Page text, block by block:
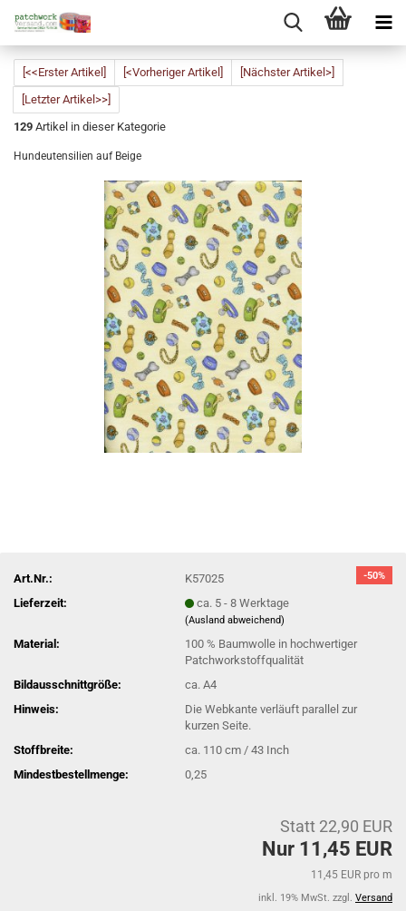
[<<Erster Artikel] [<Vorheriger Artikel]
[Nächster Artikel>]
[Letzter Artikel>>]
129 Artikel in dieser Kategorie
Hundeutensilien auf Beige
-50%
Art.Nr.:
K57025
Lieferzeit:
ca. 5 - 8 Werktage
(Ausland abweichend)
Material:
100 % Baumwolle in hochwertiger
Patchworkstoffqualität
Bildausschnittgröße:
ca. A4
Hinweis:
Die Webkante verläuft parallel zur
kurzen Seite.
Stoffbreite:
ca. 110 cm / 43 Inch
Mindestbestellmenge:
0,25
Statt 22,90 EUR
Nur 11,45 EUR
11,45 EUR pro m
inkl. 19% MwSt. zzgl. Versand